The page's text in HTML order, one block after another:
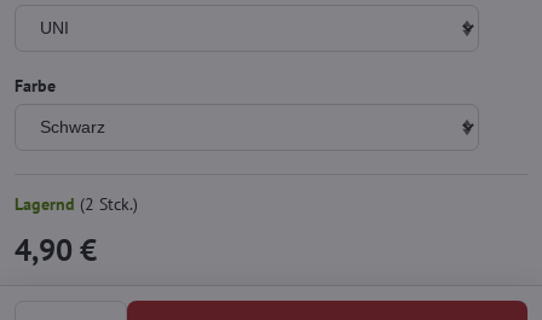
Farbe
Lagernd (2 Stck.)
4,90 €